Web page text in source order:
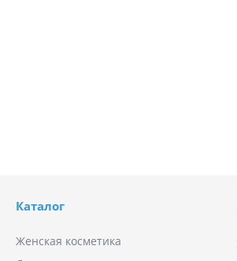
Каталог
Женская косметика